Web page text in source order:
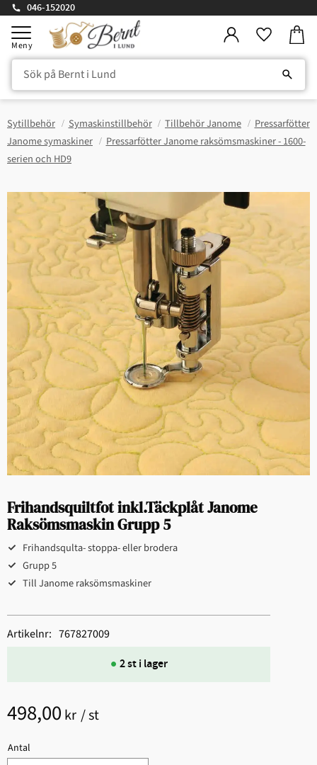
Meny
046-152020
Sytillbehör Symaskinstillbehör Tillbehör Janome
Pressarfötter
Janome symaskiner
Pressarfötter Janome raksömsmaskiner - 1600-
serien och HD9
Frihandsquiltfot inkl.Täckplåt Janome
Raksömsmaskin Grupp 5
Frihandsqulta- stoppa- eller brodera
Grupp 5
Till Janome raksömsmaskiner
498,00 kr /st
Antal
2 st i lager
Artikelnr 767827009